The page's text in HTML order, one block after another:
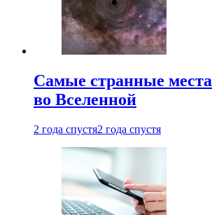
Самые странные места
во Вселенной
2 года спустя2 года спустя